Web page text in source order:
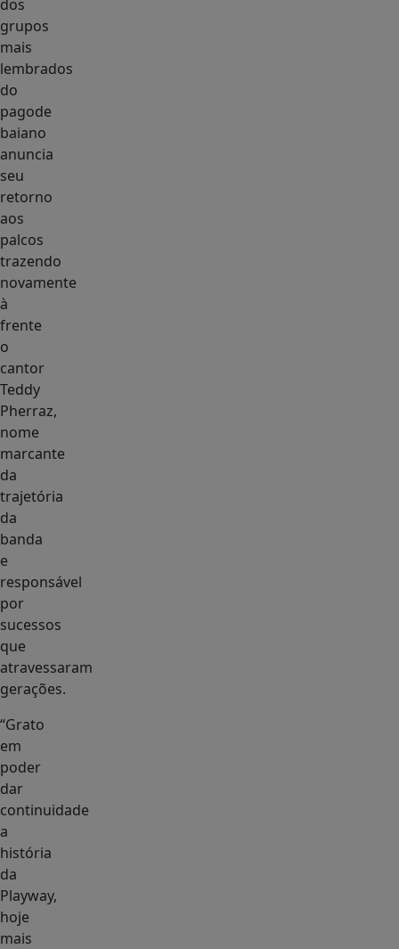
dos
grupos
mais
lembrados
do
pagode
baiano
anuncia
seu
retorno
aos
palcos
trazendo
novamente
à
frente
o
cantor
Teddy
Pherraz,
nome
marcante
da
trajetória
da
banda
e
responsável
por
sucessos
que
atravessaram
gerações.
“Grato
em
poder
dar
continuidade
a
história
da
Playway,
hoje
mais